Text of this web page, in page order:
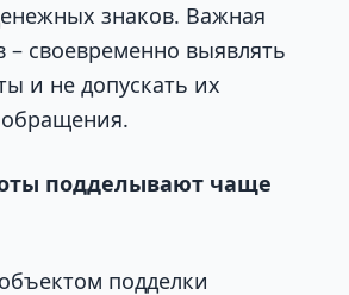
знаков. Важная
– своевременно выявлять
и не допускать их
подделывают чаще
подделки